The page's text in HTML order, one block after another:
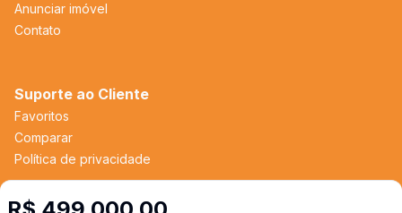
Anunciar imóvel
Contato
Suporte ao Cliente
Favoritos
Comparar
Política de privacidade